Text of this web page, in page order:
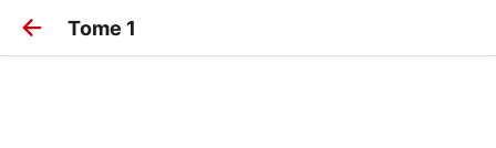
Tome 1